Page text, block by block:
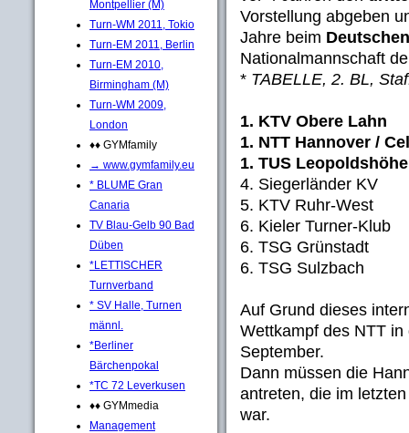
Montpellier (M)
Turn-WM 2011, Tokio
Turn-EM 2011, Berlin
Turn-EM 2010,
Birmingham (M)
Turn-WM 2009,
London
♦♦ GYMfamily
→ www.gymfamily.eu
* BLUME Gran
Canaria
TV Blau-Gelb 90 Bad
Düben
*LETTISCHER
Turnverband
* SV Halle, Turnen
männl.
*Berliner
Bärchenpokal
*TC 72 Leverkusen
♦♦ GYMmedia
Management
Vorstellung abgeben
Jahre beim
Nationalmannschaft
* TABELLE, 2. BL,
1. KTV Obere
1. NTT Hannover /
1. TUS
4. Siegerländer KV
5. KTV Ruhr-West
6. Kieler Turner-
6. TSG Grünstadt
6. TSG Sulzbach
Auf Grund dieses
Wettkampf des NTT
September.
Dann müssen die
antreten, die im
war.